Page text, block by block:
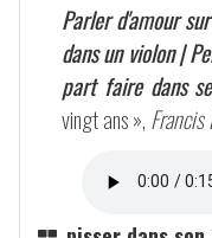
Parler d'amour
dans un violon |
part faire dans
vingt ans », Francis